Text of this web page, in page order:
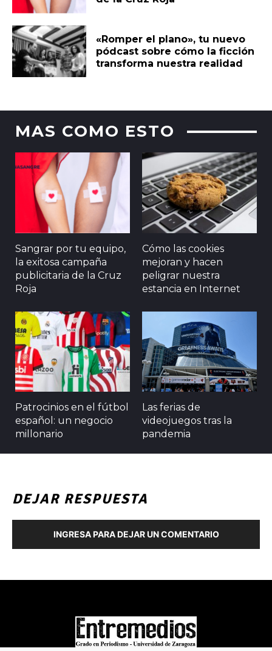
«Romper el plano», tu nuevo
pódcast sobre cómo la ficción
transforma nuestra realidad
MAS COMO ESTO
Sangrar por tu equipo,
la exitosa campaña
publicitaria de la Cruz
Roja
Cómo las cookies
mejoran y hacen
peligrar nuestra
estancia en Internet
Patrocinios en el fútbol
español: un negocio
millonario
Las ferias de
videojuegos tras la
pandemia
DEJAR RESPUESTA
INGRESA PARA DEJAR UN COMENTARIO